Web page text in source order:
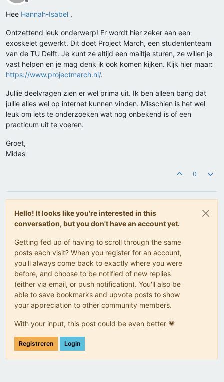
Offline
Hee Hannah-Isabel ,
Ontzettend leuk onderwerp! Er wordt hier zeker aan een
exoskelet gewerkt. Dit doet Project March, een studententeam
van de TU Delft. Je kunt ze altijd een mailtje sturen, ze willen je
vast helpen en je mag denk ik ook komen kijken. Kijk hier maar:
https://www.projectmarch.nl/.
Jullie deelvragen zien er wel prima uit. Ik ben alleen bang dat
jullie alles wel op internet kunnen vinden. Misschien is het wel
leuk om iets te onderzoeken wat nog onbekend is of een
practicum uit te voeren.
Groet,
Midas
0
Hello! It looks like you're interested in this
conversation, but you don't have an account yet.
Getting fed up of having to scroll through the same
posts each visit? When you register for an account,
you'll always come back to exactly where you were
before, and choose to be notified of new replies
(either via email, or push notification). You'll also be
able to save bookmarks and upvote posts to show
your appreciation to other community members.
With your input, this post could be even better 💗
Registreren Login